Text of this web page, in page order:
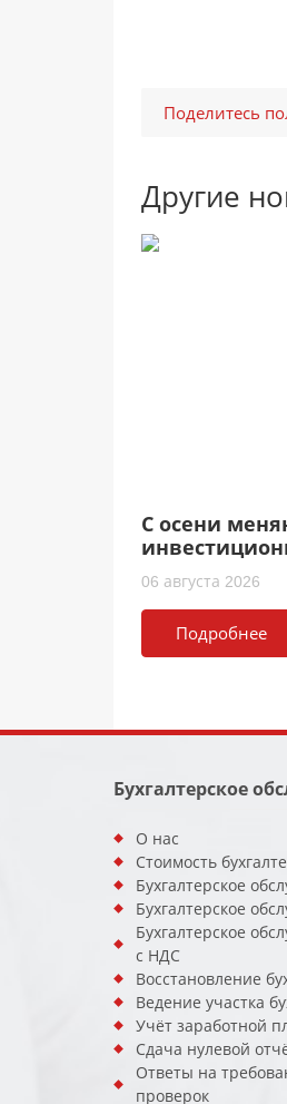
Поделитесь
Другие
С осени
кредита
06 августа 2026
Подробнее
Бухгалтерское
О нас
Стоимость
Бухгалтерское
Бухгалтерское
Бухгалтерское
с НДС
Восстановление
Ведение участка
Учёт заработной
Сдача нулевой
Ответы на
проверок